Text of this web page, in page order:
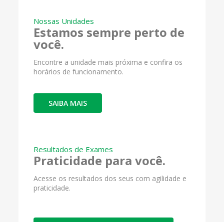
Nossas Unidades
Estamos sempre perto de
você.
Encontre a unidade mais próxima e confira os
horários de funcionamento.
SAIBA MAIS
Resultados de Exames
Praticidade para você.
Acesse os resultados dos seus com agilidade e
praticidade.